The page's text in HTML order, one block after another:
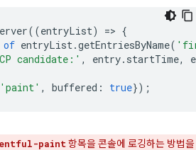
((entryList) => {
of entryList.getEntriesByName(
candidate:' , entry. startTime,
'paint' , buffered : true});
paint항목을 콘솔에 로깅하는 방법